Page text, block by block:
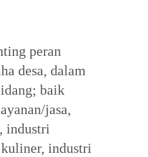
peran
desa, dalam
baik
jasa,
industri
industri